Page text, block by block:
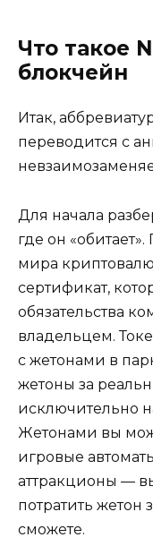
Что такое
блокчейн
Итак,
переводится с
Для начала
где он
мира
сертификат,
обязательства
владельцем.
с жетонами в
жетоны за
исключительно
Жетонами вы
игровые
аттракционы —
потратить жетон
сможете.